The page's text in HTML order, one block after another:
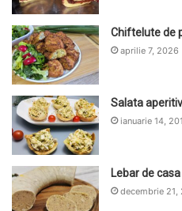
Chiftelute de
aprilie 7, 2026
Salata
ianuarie 14,
Lebar de casa
decembrie 21,